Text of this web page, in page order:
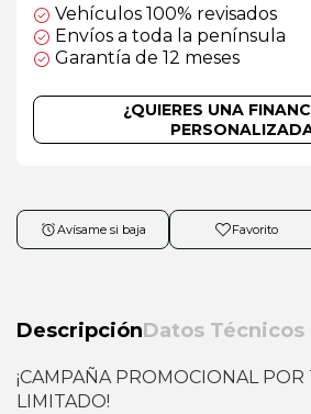
Vehículos 100% revisados
Envíos a toda la península
Garantía de 12 meses
¿QUIERES UNA
Avísame si baja Favorito
DescripciónDatos Técnicos
¡CAMPAÑA PROMOCIONAL
LIMITADO!